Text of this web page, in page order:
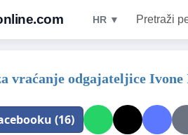
HR ▼ Pretraži
vraćanje odgajateljice
(16)